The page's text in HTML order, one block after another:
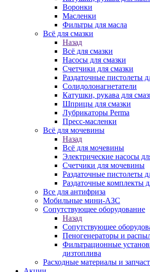
Воронки
Масленки
Фильтры для масла
Всё для смазки
Назад
Всё для смазки
Насосы для смазки
Счетчики для смазки
Раздаточные пистолеты
Солидолонагнетатели
Катушки, рукава для
Шприцы для смазки
Лубрикаторы Perma
Пресс-масленки
Всё для мочевины
Назад
Всё для мочевины
Электрические насосы
Счетчики для мочевины
Раздаточные пистолеты
Раздаточные комплекты
Все для антифриза
Мобильные мини-АЗС
Сопутствующее оборудование
Назад
Сопутствующее
Пеногенераторы и
Фильтрационные
дизтоплива
Расходные материалы и